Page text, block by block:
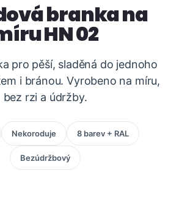
branka na
HN 02
pro pěší, sladěná do jednoho
i bránou. Vyrobeno na míru,
bez rzi a údržby.
Nekoroduje 8 barev + RAL
Bezúdržbový